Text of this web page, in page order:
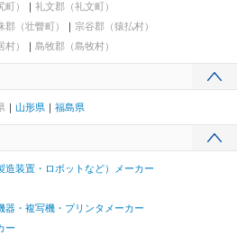
）
礼文郡（礼文町）
郡（壮瞥町）
宗谷郡（猿払村）
村） 島牧郡（島牧村）
山形県 福島県
造装置・ロボットなど）メーカー
器・複写機・プリンタメーカー
ー